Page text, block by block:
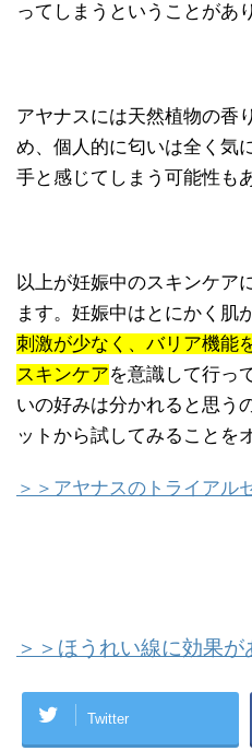
ってしまうということがあ
アヤナスには天然植物の香
め、個人的に匂いは全く気
手と感じてしまう可能性も
以上が妊娠中のスキンケア
ます。妊娠中はとにかく肌
刺激が少なく、バリア機能
スキンケアを意識して行っ
いの好みは分かれると思う
ットから試してみることを
＞＞アヤナスのトライアル
＞＞ほうれい線に効果
Twitter